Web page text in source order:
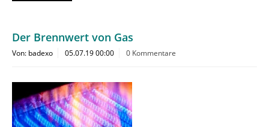
Der Brennwert von Gas
Von: badexo 05.07.19 00:00 0 Kommentare